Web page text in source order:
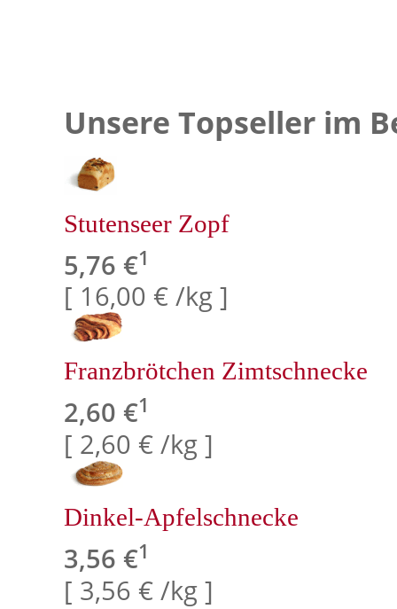
Unsere Topseller im
Stutenseer Zopf
5,76 €1
[ 16,00 € /kg ]
Franzbrötchen Zimtschnecke
2,60 €1
[ 2,60 € /kg ]
Dinkel-Apfelschnecke
3,56 €1
[ 3,56 € /kg ]